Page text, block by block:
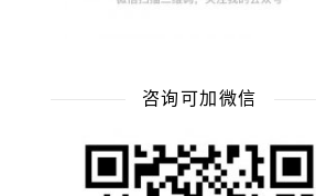
咨询可加微信